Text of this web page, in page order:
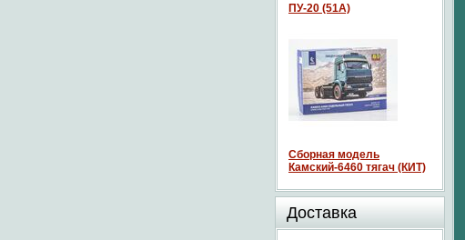
ПУ-20 (51А)
Сборная модель
Камский-6460 тягач (КИТ)
Доставка